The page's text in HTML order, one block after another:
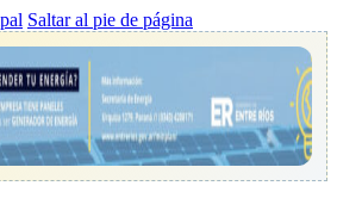
Saltar al pie de página